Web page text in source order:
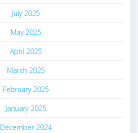
July 2025
May 2025
April 2025
March 2025
February 2025
January 2025
December 2024